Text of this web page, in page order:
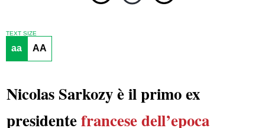
TEXT SIZE
aa AA
Nicolas Sarkozy è il primo ex
presidentefrancesedell’epoca